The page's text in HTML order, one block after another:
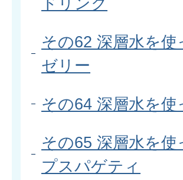
その62 深層水を
ゼリー
その64 深層水を
その65 深層水を
プスパゲティ